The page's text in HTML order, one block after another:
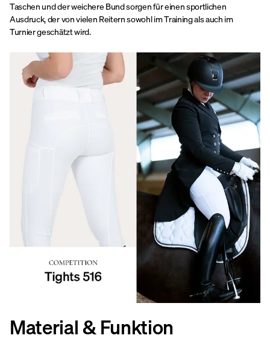
Taschen und der weichere Bund sorgen für einen sportlichen
Ausdruck, der von vielen Reitern sowohl im Training als auch im
Turnier geschätzt wird.
Material & Funktion